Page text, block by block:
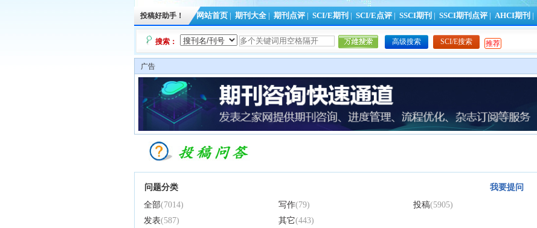
投稿好助手！ 网站首页 期刊大全 期刊点评 SCI/E期刊 SCI/E点评 SSCI期刊 SSCI期刊点评 AHCI期刊
搜索： 高级搜索 SCI/E搜索 推荐
广告
问题分类
我要提问
全部(7014) 写作(79) 投稿(5905)
发表(587) 其它(443)